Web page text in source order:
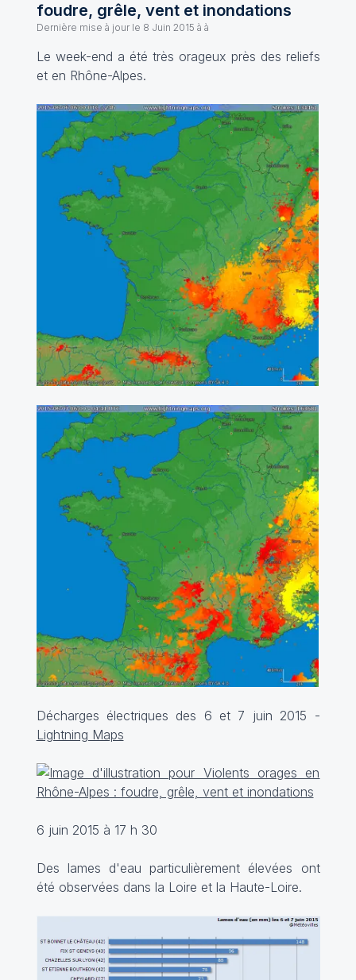
foudre, grêle, vent et inondations
Dernière mise à jour le 8 Juin 2015 à à
Le week-end a été très orageux près des reliefs
et en Rhône-Alpes.
Décharges électriques des 6 et 7 juin 2015 -
Lightning Maps
6 juin 2015 à 17 h 30
Des lames d'eau particulièrement élevées ont
été observées dans la Loire et la Haute-Loire.